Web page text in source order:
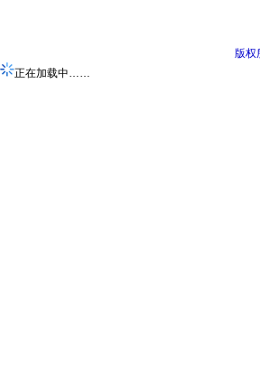
版权
正在加载中……